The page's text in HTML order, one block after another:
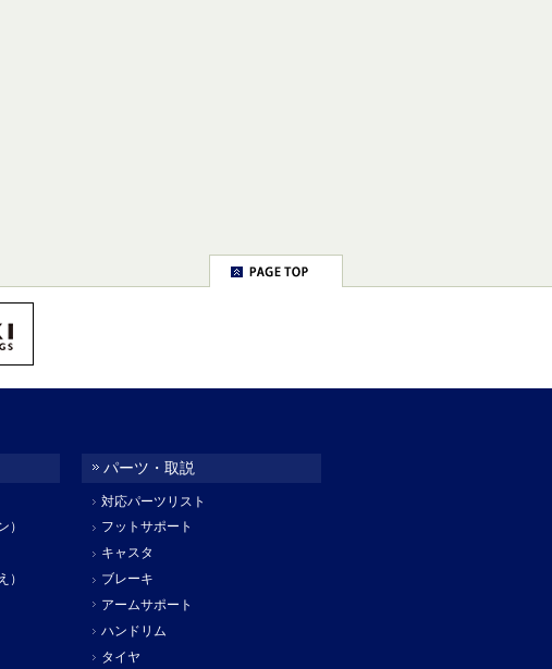
）
）
パーツ・取説
対応パーツリスト
フットサポート
キャスタ
ブレーキ
アームサポート
ハンドリム
タイヤ